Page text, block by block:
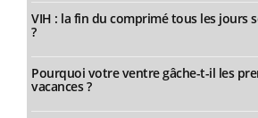
VIH : la fin du comprimé tous les jours
?
Pourquoi votre ventre gâche-t-il les
vacances ?